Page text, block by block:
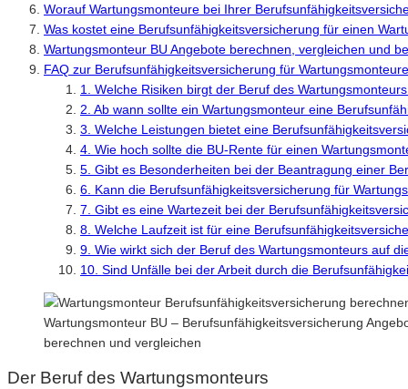
Worauf Wartungsmonteure bei Ihrer
Was kostet eine Berufsunfähigkeitsversicherung für einen
Wartungsmonteur BU Angebote berechnen, vergleichen und
FAQ zur Berufsunfähigkeitsversicherung für Wartungsmonteure
1. Welche Risiken birgt der Beruf des
2. Ab wann sollte ein Wartungsmonteur eine
3. Welche Leistungen bietet eine
4. Wie hoch sollte die BU-Rente für einen
5. Gibt es Besonderheiten bei der Beantragung einer
6. Kann die Berufsunfähigkeitsversicherung für
7. Gibt es eine Wartezeit bei der
8. Welche Laufzeit ist für eine
9. Wie wirkt sich der Beruf des Wartungsmonteurs auf
10. Sind Unfälle bei der Arbeit durch die
Wartungsmonteur BU – Berufsunfähigkeitsversicherung
berechnen und vergleichen
Der Beruf des Wartungsmonteurs